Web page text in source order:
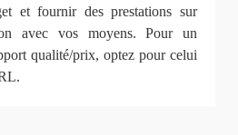
et fournir des prestations sur
avec vos moyens. Pour un
qualité/prix, optez pour celui